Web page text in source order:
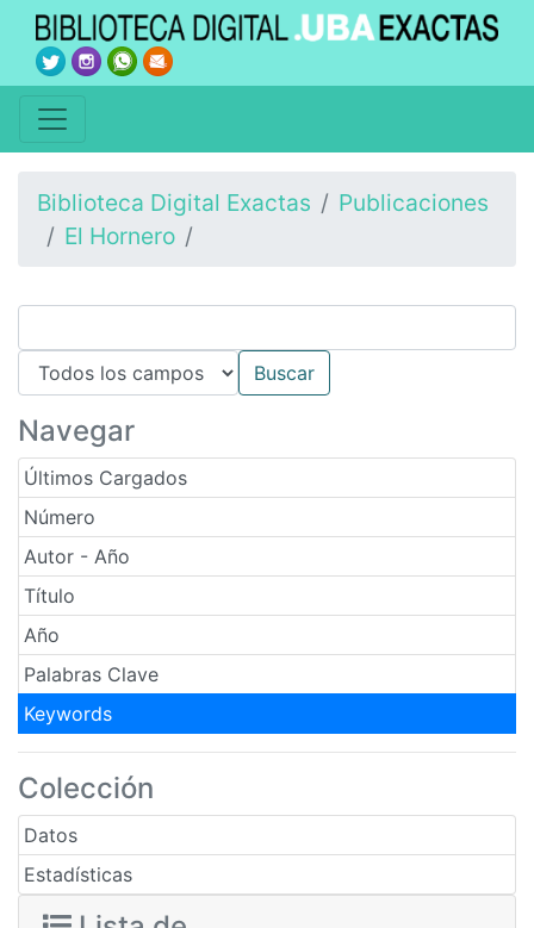
Biblioteca Digital Exactas
Publicaciones
El Hornero
Navegar
Últimos Cargados
Número
Autor - Año
Título
Año
Palabras Clave
Keywords
Colección
Datos
Estadísticas